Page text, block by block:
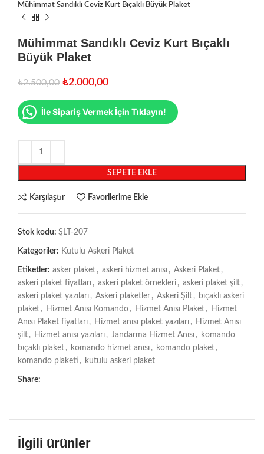
Mühimmat Sandıklı Ceviz Kurt Bıçaklı Büyük Plaket
Mühimmat Sandıklı Ceviz Kurt Bıçaklı
Büyük Plaket
₺2.500,00 ₺2.000,00
İle Sipariş Vermek İçin Tıklayın!
SEPETE EKLE
Karşılaştır Favorilerime Ekle
Stok kodu: ŞLT-207
Kategoriler: Kutulu Askeri Plaket
Etiketler: asker plaket , askeri hizmet anısı , Askeri Plaket ,
askeri plaket fiyatları , askeri plaket örnekleri , askeri plaket şilt ,
askeri plaket yazıları , Askeri plaketler , Askeri Şilt , bıçaklı askeri
plaket , Hizmet Anısı Komando , Hizmet Anısı Plaket , Hizmet
Anısı Plaket fiyatları , Hizmet anısı plaket yazıları , Hizmet Anısı
şilt , Hizmet anısı yazıları , Jandarma Hizmet Anısı , komando
bıçaklı plaket , komando hizmet anısı , komando plaket ,
komando plaketi , kutulu askeri plaket
Share:
İlgili ürünler